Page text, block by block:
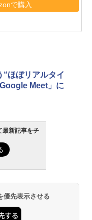
で購入
“ほぼリアルタイ
Meet」に
最新記事をチ
優先表示させる